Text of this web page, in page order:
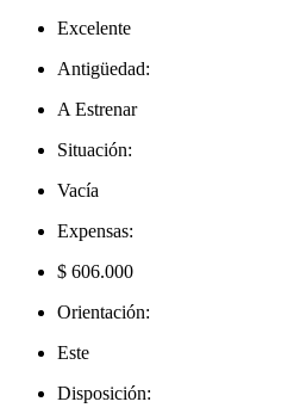
Excelente
Antigüedad:
A Estrenar
Situación:
Vacía
Expensas:
$ 606.000
Orientación:
Este
Disposición: